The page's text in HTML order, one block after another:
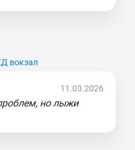
вокзал
11.03.2026
но лыжи